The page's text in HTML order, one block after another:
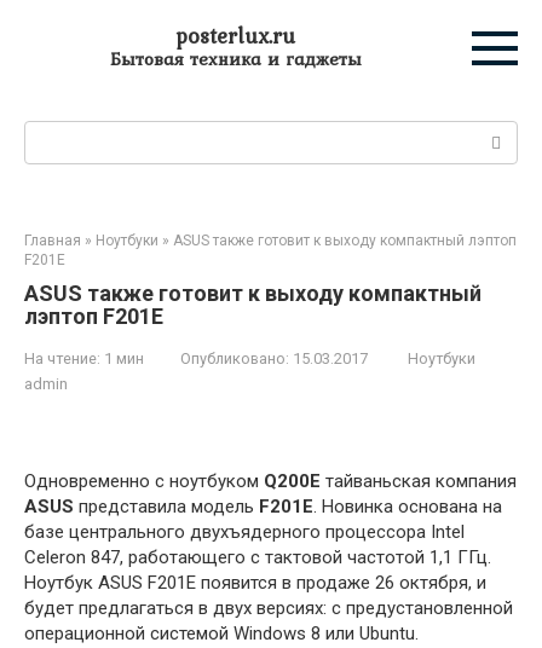
posterlux.ru
Бытовая техника и гаджеты
Главная » Ноутбуки » ASUS также готовит к выходу компактный лэптоп
F201E
ASUS также готовит к выходу компактный
лэптоп F201E
На чтение: 1 мин Опубликовано: 15.03.2017
Ноутбуки
admin
Одновременно с ноутбуком Q200E тайваньская компания
ASUS представила модель F201E. Новинка основана на
базе центрального двухъядерного процессора Intel
Celeron 847, работающего с тактовой частотой 1,1 ГГц.
Ноутбук ASUS F201E появится в продаже 26 октября, и
будет предлагаться в двух версиях: с предустановленной
операционной системой Windows 8 или Ubuntu.